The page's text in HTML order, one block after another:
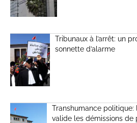
Tribunaux à l’arrêt: un
sonnette d’alarme
Transhumance
valide les démissions de